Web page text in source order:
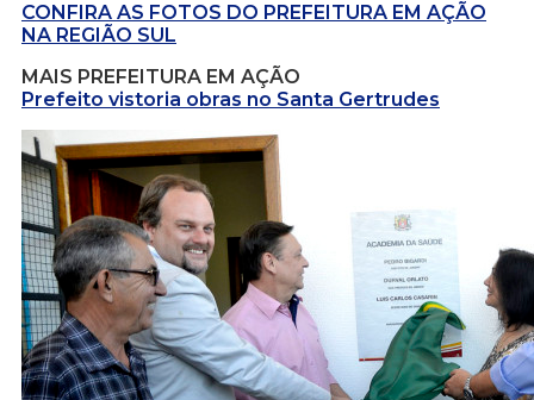
CONFIRA AS FOTOS DO PREFEITURA EM AÇÃO
NA REGIÃO SUL
MAIS PREFEITURA EM AÇÃO
Prefeito vistoria obras no Santa Gertrudes